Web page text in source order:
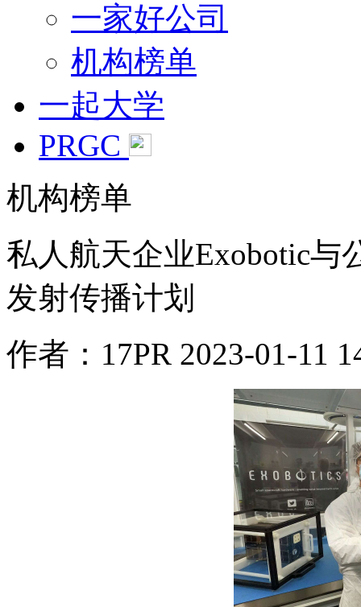
一家好公司
机构榜单
一起大学
PRGC
机构榜单
私人航天企业Exobotic与
发射传播计划
作者：17PR 2023-01-11